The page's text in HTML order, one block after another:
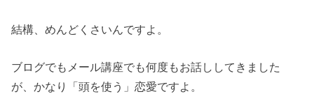
結構、めんどくさいんですよ。
ブログでもメール講座でも何度もお話ししてきました
が、かなり「頭を使う」恋愛ですよ。